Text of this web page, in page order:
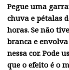
Pegue uma
chuva e pétalas
horas. Se não
branca e
nessa cor. Pode
que o efeito é o